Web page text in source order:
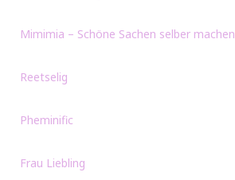
Mimimia – Schöne Sachen selber machen
Reetselig
Pheminific
Frau Liebling